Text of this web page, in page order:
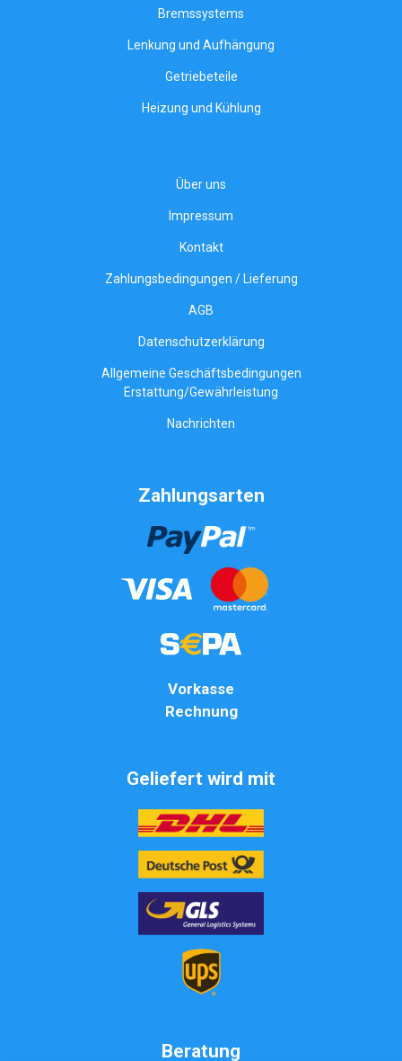
Bremssystems
Lenkung und Aufhängung
Getriebeteile
Heizung und Kühlung
Über uns
Impressum
Kontakt
Zahlungsbedingungen / Lieferung
AGB
Datenschutzerklärung
Allgemeine Geschäftsbedingungen
Erstattung/Gewährleistung
Nachrichten
Zahlungsarten
Vorkasse
Rechnung
Geliefert wird mit
Beratung